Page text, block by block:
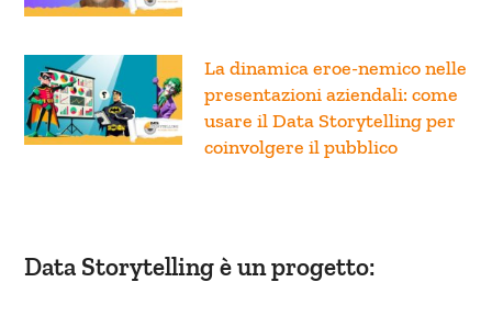
La dinamica eroe-nemico nelle
presentazioni aziendali: come
usare il Data Storytelling per
coinvolgere il pubblico
Data Storytelling è un progetto: